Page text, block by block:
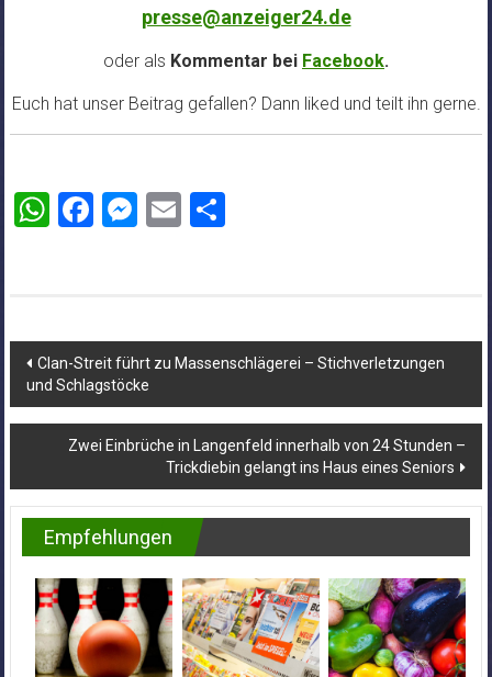
presse@anzeiger24.de
oder als Kommentar bei Facebook.
Euch hat unser Beitrag gefallen? Dann liked und teilt ihn gerne.
WhatsApp
Facebook
Messenger
EmailTeilen
Beitragsnavigation
Clan-Streit führt zu Massenschlägerei – Stichverletzungen
und Schlagstöcke
Zwei Einbrüche in Langenfeld innerhalb von 24 Stunden –
Trickdiebin gelangt ins Haus eines Seniors
Empfehlungen